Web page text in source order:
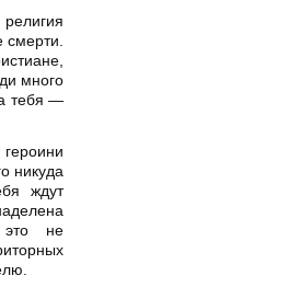
смерти.
много
тебя —
никуда
ждут
это не